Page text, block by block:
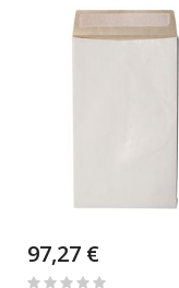
97,27 €
Rating: